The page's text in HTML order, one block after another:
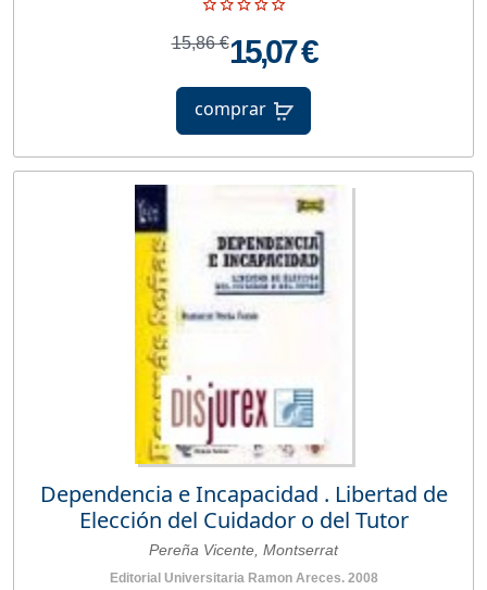
15,86 €15,07 €
comprar
Dependencia e Incapacidad . Libertad de
Elección del Cuidador o del Tutor
Pereña Vicente, Montserrat
Editorial Universitaria Ramon Areces. 2008